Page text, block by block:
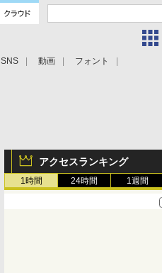
SNS 動画 フォント
アクセスランキング
1時間 24時間 1週間